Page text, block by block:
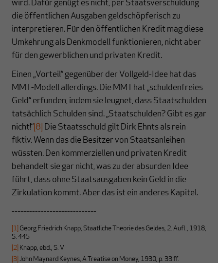
wird. Dafür genügt es nicht, per Staatsverschuldung
die öffentlichen Ausgaben geldschöpferisch zu
interpretieren. Für den öffentlichen Kredit mag diese
Umkehrung als Denkmodell funktionieren, nicht aber
für den gewerblichen und privaten Kredit.
Einen „Vorteil“ gegenüber der Vollgeld-Idee hat das
MMT-Modell allerdings. Die MMT hat „schuldenfreies
Geld“ erfunden, indem sie leugnet, dass Staatschulden
tatsächlich Schulden sind. „Staatschulden? Gibt es gar
nicht!“ [8] Die Staatsschuld gilt Dirk Ehnts als rein
fiktiv. Wenn das die Besitzer von Staatsanleihen
wüssten. Den kommerziellen und privaten Kredit
behandelt sie gar nicht, was zu der absurden Idee
führt, dass ohne Staatsausgaben kein Geld in die
Zirkulation kommt. Aber das ist ein anderes Kapitel.
-----------------------------
[1] Georg Friedrich Knapp, Staatliche Theorie des Geldes, 2. Aufl., 1918,
S. 445
[2] Knapp, ebd., S. V
[3] John Maynard Keynes, A Treatise on Money, 1930, p. 33 ff.